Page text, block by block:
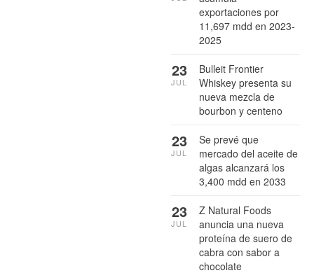
exportaciones por
11,697 mdd en 2023-
2025
Bulleit Frontier
Whiskey presenta su
nueva mezcla de
bourbon y centeno
23
JUL
Se prevé que
mercado del aceite de
algas alcanzará los
3,400 mdd en 2033
23
JUL
Z Natural Foods
anuncia una nueva
proteína de suero de
cabra con sabor a
chocolate
23
JUL